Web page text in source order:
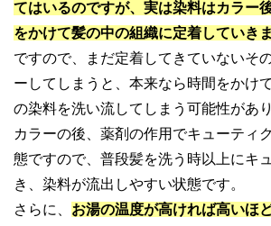
てはいるのですが、実は染料はカラー
をかけて髪の中の組織に定着していきま
ですので、まだ定着してきていないそ
ーしてしまうと、本来なら時間をかけ
の染料を洗い流してしまう可能性があり
カラーの後、薬剤の作用でキューティ
態ですので、普段髪を洗う時以上にキ
き、染料が流出しやすい状態です。
さらに、 お湯の温度が高ければ高いほ